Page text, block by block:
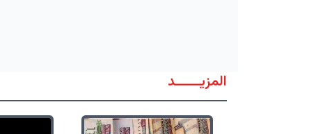
المزيــــــد